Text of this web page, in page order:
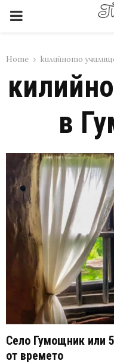
PRIMARY
Home килийното
в
Село Гумощник или
от времето